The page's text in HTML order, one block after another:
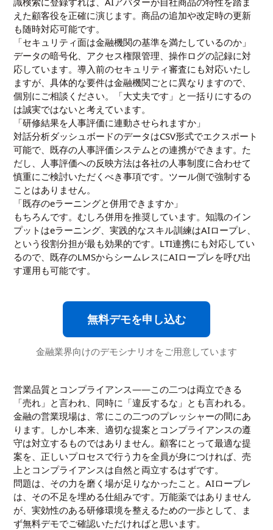
えた顧客役を正確に演じます。商品の追加や改定時の更新
も随時対応可能です。
「セキュリティ面は金融機関の基準を満たしているのか」
データの暗号化、アクセス権限管理、操作ログの記録に対
応しています。導入前のセキュリティ審査にも対応いたし
ますが、具体的な要件は金融機関ごとに異なりますので、
個別にご相談ください。「大丈夫です」と一括りにするの
は誠実ではないと考えています。
「研修結果を人事評価に連動させられますか」
対話分析ダッシュボードのデータはCSV形式でエクスポート
可能で、既存の人事評価システムとの連携ができます。た
だし、人事評価への反映方法は各社の人事制度に合わせて
慎重にご検討いただくべき事項です。ツール側で強制する
ことはありません。
「既存のeラーニングと併用できますか」
もちろんです。むしろ併用を推奨しています。知識のイン
プットはeラーニング、実践的なスキル訓練はAIロープレ、
という役割分担が最も効果的です。LTI連携にも対応してい
るので、既存のLMSからシームレスにAIロープレを呼び出
す運用も可能です。
無料デモを申し込む
金融業界向けのデモシナリオをご用意しています
営業品質とコンプライアンス——この二つは両立できる
「売れ」と言われ、同時に「違反するな」とも言われる。
金融の営業現場は、常にこの二つのプレッシャーの間にあ
ります。しかし本来、適切な提案とコンプライアンスの遵
守は対立するものではありません。顧客にとって最適な提
案を、正しいプロセスで行う力を全員が身につければ、売
上とコンプライアンスは自然と両立するはずです。
問題は、その力を磨く場が足りなかったこと。AIロープレ
は、その不足を埋める仕組みです。万能薬ではありません
が、実効性のある研修環境を整えるための一歩として、ま
ず無料デモでご確認いただければと思います。